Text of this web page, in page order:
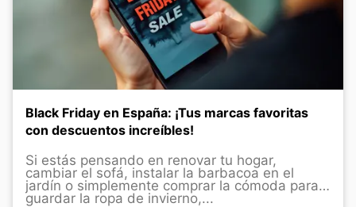
Black Friday en España: ¡Tus marcas favoritas
con descuentos increíbles!
Si estás pensando en renovar tu hogar,
cambiar el sofá, instalar la barbacoa en el
jardín o simplemente comprar la cómoda para
guardar la ropa de invierno,...